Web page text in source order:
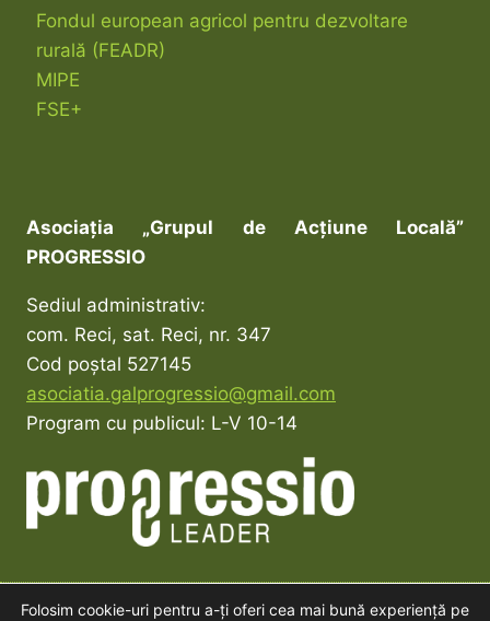
Fondul european agricol pentru dezvoltare
rurală (FEADR)
MIPE
FSE+
Asociația „Grupul de Acțiune Locală”
PROGRESSIO
Sediul administrativ:
com. Reci, sat. Reci, nr. 347
Cod poștal 527145
asociatia.galprogressio@gmail.com
Program cu publicul: L-V 10-14
Folosim cookie-uri pentru a-ți oferi cea mai bună experiență pe